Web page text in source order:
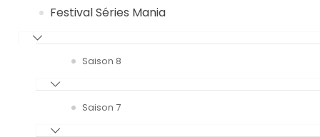
Festival Séries Mania
Saison 8
Saison 7